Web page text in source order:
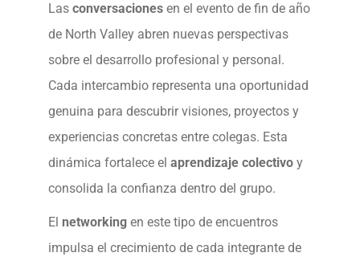
Las conversaciones en el evento de fin de año
de North Valley abren nuevas perspectivas
sobre el desarrollo profesional y personal.
Cada intercambio representa una oportunidad
genuina para descubrir visiones, proyectos y
experiencias concretas entre colegas. Esta
dinámica fortalece el aprendizaje colectivo y
consolida la confianza dentro del grupo.
El networking en este tipo de encuentros
impulsa el crecimiento de cada integrante de